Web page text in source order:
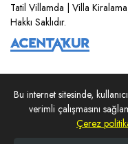
Tatil Villamda | Villa
Hakkı Saklıdır.
Bu internet sitesinde,
verimli çalışmasını
Çerez